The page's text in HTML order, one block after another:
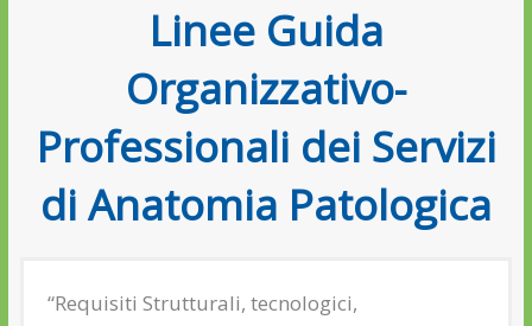
Linee Guida
Organizzativo-
Professionali dei Servizi
di Anatomia Patologica
“Requisiti Strutturali, tecnologici,